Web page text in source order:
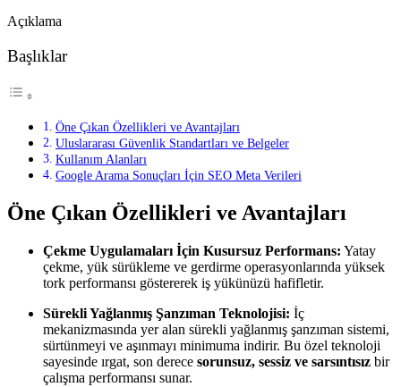
Açıklama
Başlıklar
Öne Çıkan Özellikleri ve Avantajları
Uluslararası Güvenlik Standartları ve Belgeler
Kullanım Alanları
Google Arama Sonuçları İçin SEO Meta Verileri
Öne Çıkan Özellikleri ve Avantajları
Çekme Uygulamaları İçin Kusursuz Performans: Yatay
çekme, yük sürükleme ve gerdirme operasyonlarında yüksek
tork performansı göstererek iş yükünüzü hafifletir.
Sürekli Yağlanmış Şanzıman Teknolojisi: İç
mekanizmasında yer alan sürekli yağlanmış şanzıman sistemi,
sürtünmeyi ve aşınmayı minimuma indirir. Bu özel teknoloji
sayesinde ırgat, son derece sorunsuz, sessiz ve sarsıntısız bir
çalışma performansı sunar.